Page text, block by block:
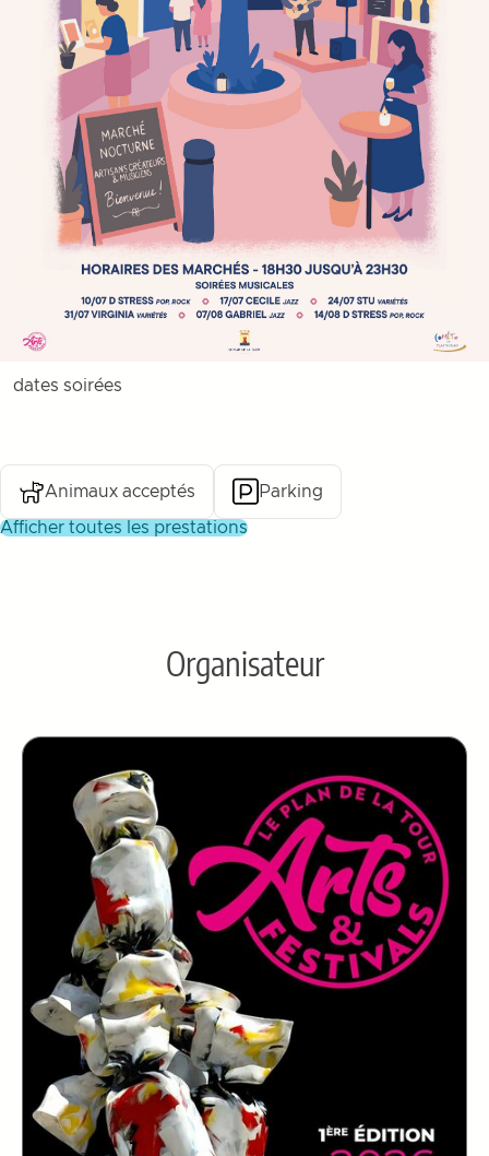
dates soirées
Animaux acceptés Parking
afficher toutes les prestations
Organisateur